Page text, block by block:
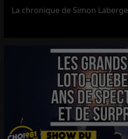
La chronique de Simon Laberge